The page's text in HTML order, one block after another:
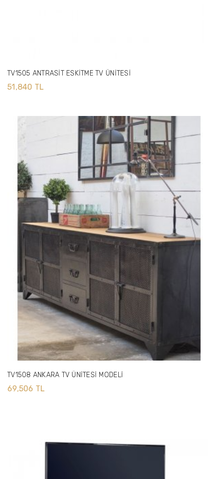
TV1505 ANTRASİT ESKİTME TV ÜNİTESİ
51,840 TL
TV1508 ANKARA TV ÜNİTESİ MODELİ
69,506 TL